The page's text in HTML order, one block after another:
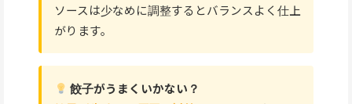
ソースは少なめに調整するとバランスよく仕上
がります。
餃子がうまくいかない？